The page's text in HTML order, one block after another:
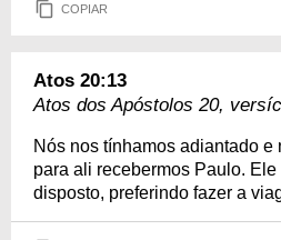
COPIAR
Atos 20:13
Atos dos Apóstolos 20,
Nós nos tínhamos adiantado e
para ali recebermos Paulo.
disposto, preferindo fazer a